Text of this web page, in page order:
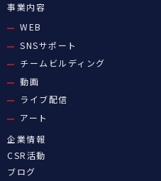
事業内容
WEB
SNSサポート
チームビルディング
動画
ライブ配信
アート
企業情報
CSR活動
ブログ